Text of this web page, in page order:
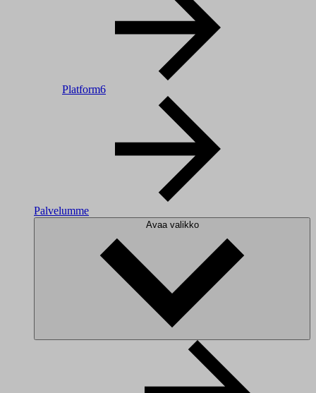
Platform6
Palvelumme
Avaa valikko